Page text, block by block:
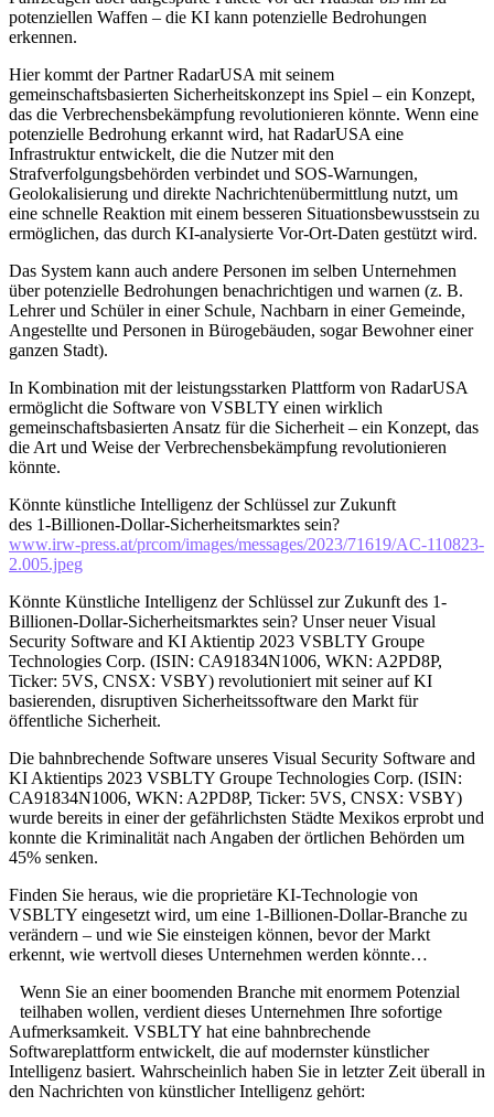
potenziellen Waffen – die KI kann potenzielle Bedrohungen
erkennen.
Hier kommt der Partner RadarUSA mit seinem
gemeinschaftsbasierten Sicherheitskonzept ins Spiel – ein Konzept,
das die Verbrechensbekämpfung revolutionieren könnte. Wenn eine
potenzielle Bedrohung erkannt wird, hat RadarUSA eine
Infrastruktur entwickelt, die die Nutzer mit den
Strafverfolgungsbehörden verbindet und SOS-Warnungen,
Geolokalisierung und direkte Nachrichtenübermittlung nutzt, um
eine schnelle Reaktion mit einem besseren Situationsbewusstsein zu
ermöglichen, das durch KI-analysierte Vor-Ort-Daten gestützt wird.
Das System kann auch andere Personen im selben Unternehmen
über potenzielle Bedrohungen benachrichtigen und warnen (z. B.
Lehrer und Schüler in einer Schule, Nachbarn in einer Gemeinde,
Angestellte und Personen in Bürogebäuden, sogar Bewohner einer
ganzen Stadt).
In Kombination mit der leistungsstarken Plattform von RadarUSA
ermöglicht die Software von VSBLTY einen wirklich
gemeinschaftsbasierten Ansatz für die Sicherheit – ein Konzept, das
die Art und Weise der Verbrechensbekämpfung revolutionieren
könnte.
Könnte künstliche Intelligenz der Schlüssel zur Zukunft
des 1-Billionen-Dollar-Sicherheitsmarktes sein?
www.irw-press.at/prcom/images/messages/2023/71619/AC-110823-
2.005.jpeg
Könnte Künstliche Intelligenz der Schlüssel zur Zukunft des 1-
Billionen-Dollar-Sicherheitsmarktes sein? Unser neuer Visual
Security Software and KI Aktientip 2023 VSBLTY Groupe
Technologies Corp. (ISIN: CA91834N1006, WKN: A2PD8P,
Ticker: 5VS, CNSX: VSBY) revolutioniert mit seiner auf KI
basierenden, disruptiven Sicherheitssoftware den Markt für
öffentliche Sicherheit.
Die bahnbrechende Software unseres Visual Security Software and
KI Aktientips 2023 VSBLTY Groupe Technologies Corp. (ISIN:
CA91834N1006, WKN: A2PD8P, Ticker: 5VS, CNSX: VSBY)
wurde bereits in einer der gefährlichsten Städte Mexikos erprobt und
konnte die Kriminalität nach Angaben der örtlichen Behörden um
45% senken.
Finden Sie heraus, wie die proprietäre KI-Technologie von
VSBLTY eingesetzt wird, um eine 1-Billionen-Dollar-Branche zu
verändern – und wie Sie einsteigen können, bevor der Markt
erkennt, wie wertvoll dieses Unternehmen werden könnte…
Wenn Sie an einer boomenden Branche mit enormem Potenzial
teilhaben wollen, verdient dieses Unternehmen Ihre sofortige
Aufmerksamkeit. VSBLTY hat eine bahnbrechende
Softwareplattform entwickelt, die auf modernster künstlicher
Intelligenz basiert. Wahrscheinlich haben Sie in letzter Zeit überall in
den Nachrichten von künstlicher Intelligenz gehört: